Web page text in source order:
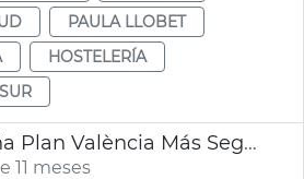
PAULA LLOBET
HOSTELERÍA
Inicio campaña Plan València Más Segura en pedanías
11 meses